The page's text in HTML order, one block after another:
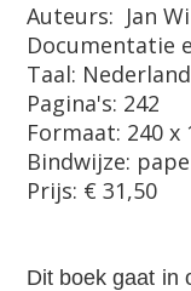
Auteurs: Jan
Documentatie
Taal:
Pagina's: 242
Formaat: 240 x
Bindwijze:
Prijs: € 31,50
Dit boek gaat in